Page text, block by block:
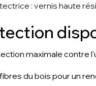
: vernis haute
maximale contre
du bois pour un